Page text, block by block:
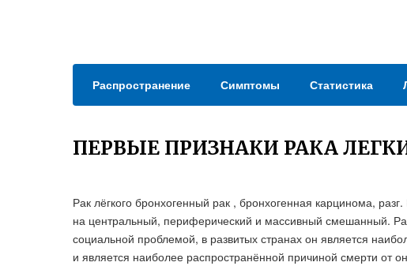
Распространение Симптомы Статистика
ПЕРВЫЕ ПРИЗНАКИ РАКА
Рак лёгкого бронхогенный рак , бронхогенная карцинома,
на центральный, периферический и массивный смешанный.
социальной проблемой, в развитых странах он является
и является наиболее распространённой причиной смерти от